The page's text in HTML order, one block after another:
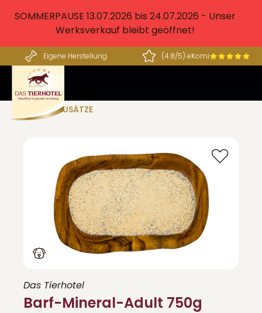
springen
SOMMERPAUSE 13.07.2026 bis 24.07.2026 - Unser
Werksverkauf bleibt geöffnet!
Eigene Herstellung (4.8/5) eKomi
BARF ZUSÄTZE
Das Tierhotel
Barf-Mineral-Adult 750g